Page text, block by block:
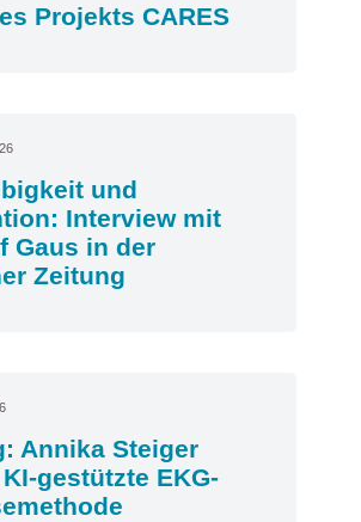
Projekts CARES
und
Interview mit
Gaus in der
Zeitung
Annika Steiger
gestützte EKG-